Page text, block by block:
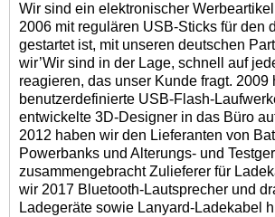
Wir sind ein elektronischer
2006 mit regulären USB-Sticks für den
gestartet ist, mit unseren deutschen
wir’Wir sind in der Lage, schnell auf
reagieren, das unser Kunde fragt. 2009
benutzerdefinierte USB-Flash-
entwickelte 3D-Designer in das Büro
2012 haben wir den Lieferanten von
Powerbanks und Alterungs- und
zusammengebracht Zulieferer für
wir 2017 Bluetooth-Lautsprecher und
Ladegeräte sowie Lanyard-Ladekabel